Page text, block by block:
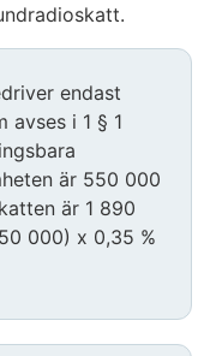
endast
avses i 1 § 1
är 550 000
är 1 890
000) x 0,35 %